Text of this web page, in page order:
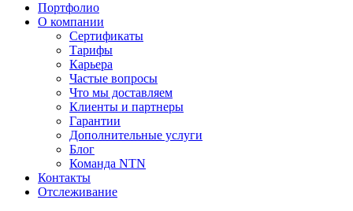
Портфолио
О компании
Сертификаты
Тарифы
Карьера
Частые вопросы
Что мы доставляем
Клиенты и партнеры
Гарантии
Дополнительные услуги
Блог
Команда NTN
Контакты
Отслеживание